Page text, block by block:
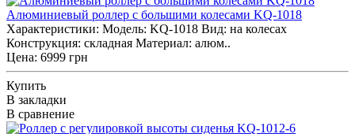
Алюминиевый роллер с большими колесами KQ-1018
Характеристики: Модель: KQ-1018 Вид: на колесах
Конструкция: складная Материал: алюм..
Цена: 6999 грн
Купить
В закладки
В сравнение